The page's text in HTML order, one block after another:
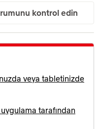
kontrol edin
veya tabletinizde
tarafından